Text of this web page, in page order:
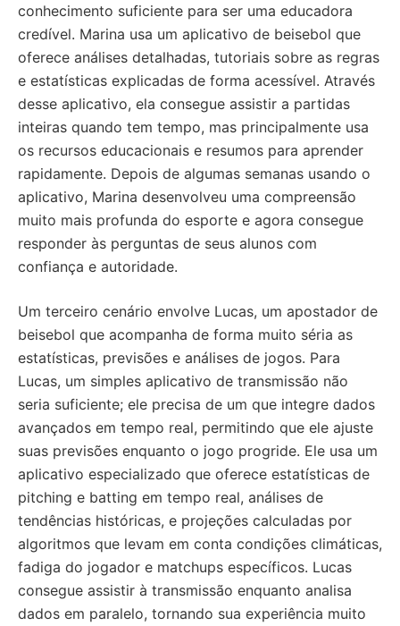
conhecimento suficiente para ser uma educadora
credível. Marina usa um aplicativo de beisebol que
oferece análises detalhadas, tutoriais sobre as regras
e estatísticas explicadas de forma acessível. Através
desse aplicativo, ela consegue assistir a partidas
inteiras quando tem tempo, mas principalmente usa
os recursos educacionais e resumos para aprender
rapidamente. Depois de algumas semanas usando o
aplicativo, Marina desenvolveu uma compreensão
muito mais profunda do esporte e agora consegue
responder às perguntas de seus alunos com
confiança e autoridade.
Um terceiro cenário envolve Lucas, um apostador de
beisebol que acompanha de forma muito séria as
estatísticas, previsões e análises de jogos. Para
Lucas, um simples aplicativo de transmissão não
seria suficiente; ele precisa de um que integre dados
avançados em tempo real, permitindo que ele ajuste
suas previsões enquanto o jogo progride. Ele usa um
aplicativo especializado que oferece estatísticas de
pitching e batting em tempo real, análises de
tendências históricas, e projeções calculadas por
algoritmos que levam em conta condições climáticas,
fadiga do jogador e matchups específicos. Lucas
consegue assistir à transmissão enquanto analisa
dados em paralelo, tornando sua experiência muito